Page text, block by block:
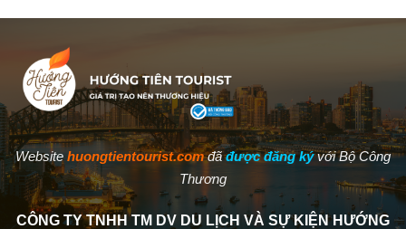
Website huongtientourist.com đãđược đăng ký với Bộ Công
Thương
CÔNG TY TNHH TM DV DU LỊCH VÀ SỰ KIỆN HƯỚNG